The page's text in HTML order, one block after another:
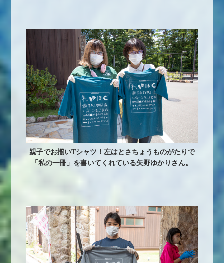
親子でお揃いTシャツ！左はとさちょうものがたりで
「私の一冊」を書いてくれている矢野ゆかりさん。